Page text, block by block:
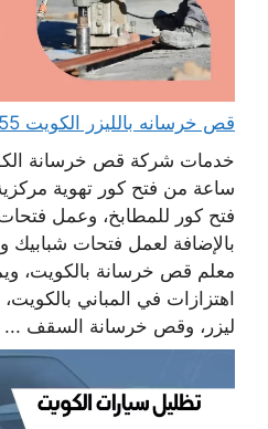
قص خرسانه بالليزر الكويت 65932555 فتح كور تكييف
ساعة من فتح كور تهوية
فتح كور للمطابخ، وعمل
بالإضافة لعمل فتحات
معلم قص خرسانة بالكويت،
اهتزازات في المباني
ليزر، وقص خرسانة السقف ...